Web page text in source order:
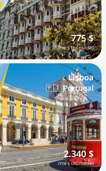
775 $
/mes (nómada)
Lisboa
🇵🇹 Portugal
2.340 $
/mes (nómada)